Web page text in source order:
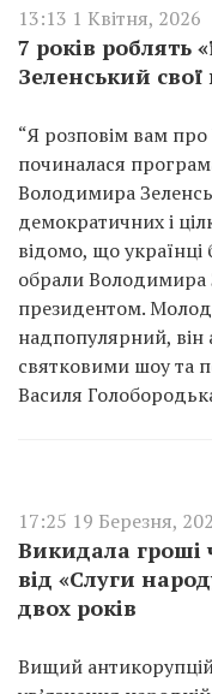
13:13 1 Квітня, 2026
7 років роблять
Зеленський
“Я розповім вам про
починалася
Володимира
демократичних і
відомо, що
обрали Володимира
президентом.
надпопулярний, він
святковими шоу та
Василя
17:25 19 Березня,
Викидала гроші
від «Слуги
двох років
Вищий